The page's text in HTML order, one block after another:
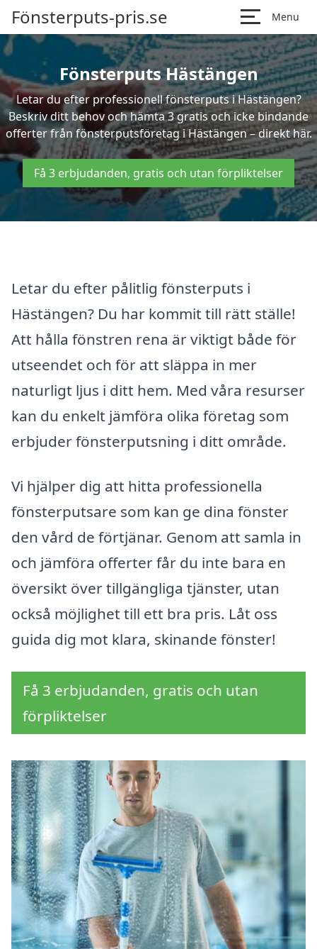
Fönsterputs-pris.se Menu
Fönsterputs Hästängen
Letar du efter professionell fönsterputs i Hästängen?
Beskriv ditt behov och hämta 3 gratis och icke bindande
offerter från fönsterputsföretag i Hästängen – direkt här.
Få 3 erbjudanden, gratis och utan förpliktelser
Letar du efter pålitlig fönsterputs i
Hästängen? Du har kommit till rätt ställe!
Att hålla fönstren rena är viktigt både för
utseendet och för att släppa in mer
naturligt ljus i ditt hem. Med våra resurser
kan du enkelt jämföra olika företag som
erbjuder fönsterputsning i ditt område.
Vi hjälper dig att hitta professionella
fönsterputsare som kan ge dina fönster
den vård de förtjänar. Genom att samla in
och jämföra offerter får du inte bara en
översikt över tillgängliga tjänster, utan
också möjlighet till ett bra pris. Låt oss
guida dig mot klara, skinande fönster!
Få 3 erbjudanden, gratis och utan
förpliktelser